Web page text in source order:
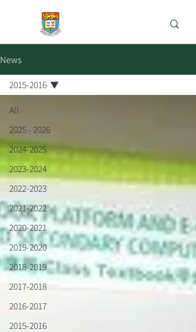
News
All
2025 - 2026
2024-2025
2023-2024
2022-2023
2021-2022
2020-2021
2019-2020
2018-2019
2017-2018
2016-2017
2015-2016
2015-2016